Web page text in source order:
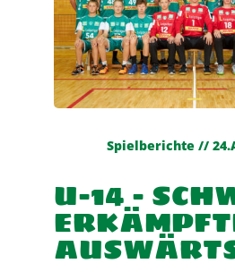
Spielberichte //
U-14 –